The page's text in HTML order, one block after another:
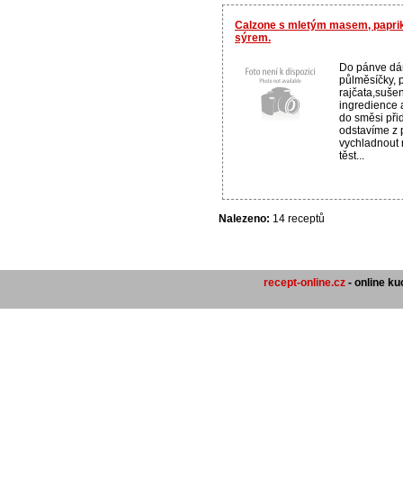
Calzone s mletým masem,
sýrem.
Do pánve
půlměsíčky,
ingredience
do směsi
odstavíme z
vychladnout
těst...
Nalezeno: 14 receptů
recept-online.cz - online